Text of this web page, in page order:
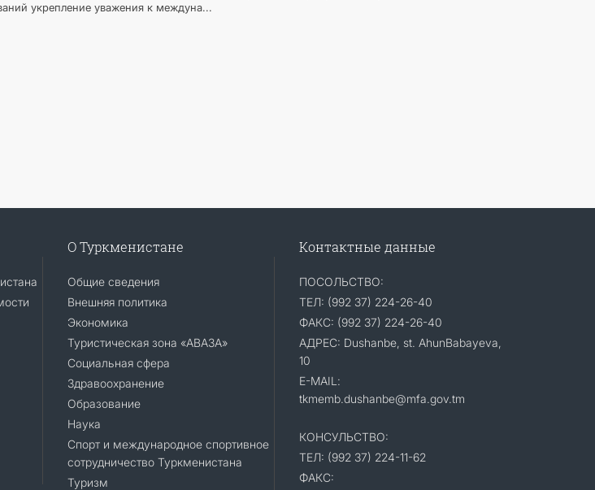
укрепление уважения к междуна...
О Туркменистане
Общие сведения
Внешняя политика
Экономика
Туристическая зона «АВАЗА»
Социальная сфера
Здравоохранение
Образование
Наука
Спорт и международное спортивное
сотрудничество Туркменистана
Туризм
Контактные данные
ПОСОЛЬСТВО:
ТЕЛ: (992 37) 224-26-40
ФАКС: (992 37) 224-26-40
АДРЕС: Dushanbe, st. AhunBabayeva,
10
E-MAIL:
tkmemb.dushanbe@mfa.gov.tm
КОНСУЛЬСТВО:
ТЕЛ: (992 37) 224-11-62
ФАКС: